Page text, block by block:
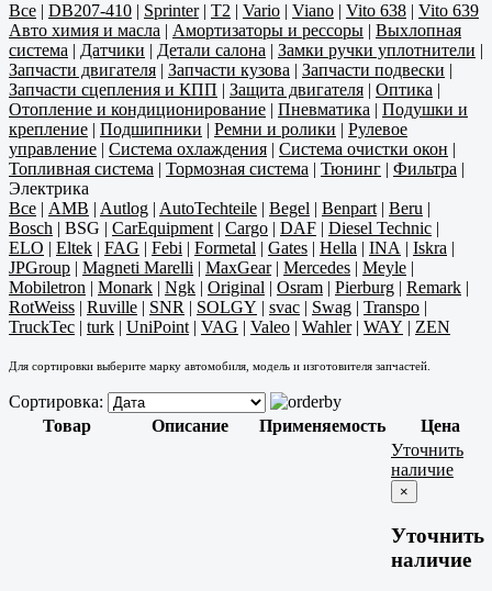
Все | DB207-410 | Sprinter| T2 | Vario | Viano | Vito 638 | Vito 639
Авто химия и масла | Амортизаторы и рессоры | Выхлопная
система | Датчики | Детали салона | Замки ручки уплотнители |
Запчасти двигателя | Запчасти кузова | Запчасти подвески |
Запчасти сцепления и КПП | Защита двигателя | Оптика |
Отопление и кондиционирование | Пневматика | Подушки и
крепление | Подшипники | Ремни и ролики | Рулевое
управление | Система охлаждения | Система очистки окон |
Топливная система | Тормозная система | Тюнинг | Фильтра |
Электрика
Все | AMB | Autlog | AutoTechteile | Begel | Benpart | Beru |
Bosch | BSG | CarEquipment | Cargo | DAF | Diesel Technic |
ELO | Eltek | FAG | Febi | Formetal | Gates | Hella | INA | Iskra |
JPGroup | Magneti Marelli | MaxGear| Mercedes | Meyle |
Mobiletron | Monark | Ngk | Original | Osram | Pierburg | Remark |
RotWeiss | Ruville | SNR | SOLGY | svac | Swag | Transpo |
TruckTec | turk | UniPoint | VAG | Valeo | Wahler| WAY | ZEN
Для сортировки выберите марку автомобиля, модель и изготовителя запчастей.
Сортировка:
Товар
Описание Применяемость Цена
Уточнить
наличие
×
Уточнить
наличие